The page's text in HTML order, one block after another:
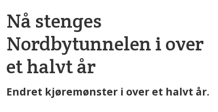
Nå stenges
Nordbytunnelen i over
et halvt år
Endret kjøremønster i over et halvt år.